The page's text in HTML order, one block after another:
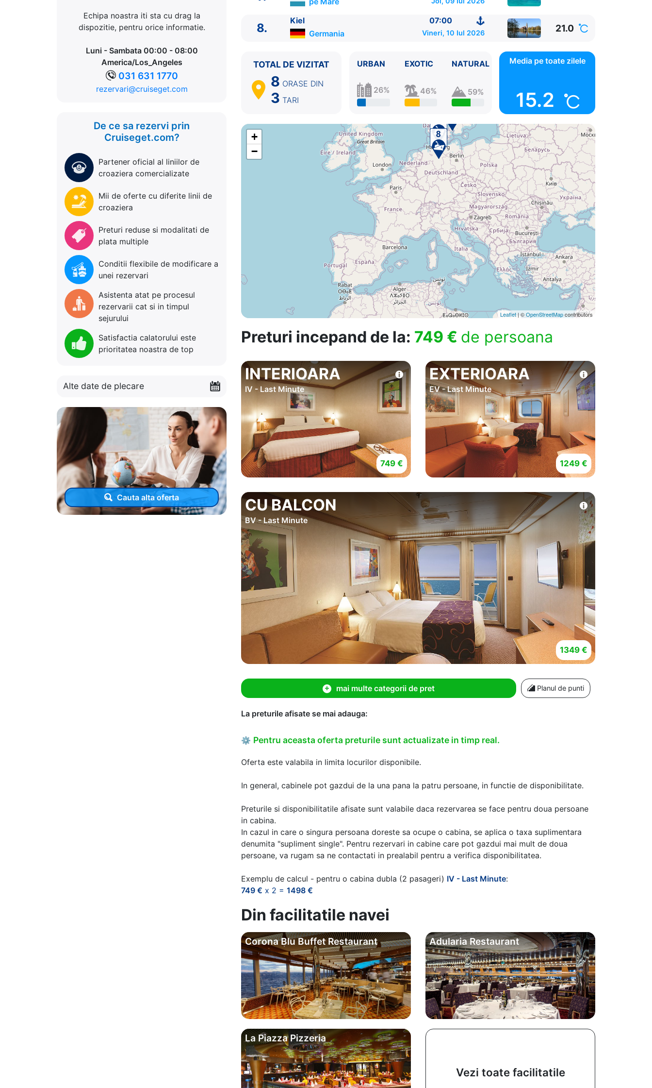
Echipa noastra iti sta cu drag la
dispozitie, pentru orice informatie.
Luni - Sambata 00:00 - 08:00
America/Los_Angeles
031 631 1770
rezervari@cruiseget.com
De ce sa rezervi prin
Cruiseget.com?
Partener oficial al liniilor de
croaziera comercializate
Mii de oferte cu diferite linii de
croaziera
Preturi reduse si modalitati de
plata multiple
Conditii flexibile de modificare a
unei rezervari
Asistenta atat pe procesul
rezervarii cat si in timpul
sejurului
Satisfactia calatorului este
prioritatea noastra de top
Alte date de plecare
Cauta alta oferta
Zi de navigare pe Mare
Germania
8.
Kiel
07:00
Germania
Vineri, 10 Iul 2026 21.0
TOTAL DE VIZITAT
8 ORASE DIN
3 TARI
URBAN
26%
EXOTIC
46%
NATURAL
59%
Media pe toate zilele
15.2
+
−
Leaflet | ©OpenStreetMapcontributors
Preturi incepand de la: 749 € de persoana
INTERIOARA
IV - Last Minute
749 €
EXTERIOARA
EV - Last Minute
1249 €
CU BALCON
BV - Last Minute
1349 €
mai multe categorii de pret Planul de punti
La preturile afisate se mai adauga:
⚙ Pentru aceasta oferta preturile sunt actualizate in timp real.
Oferta este valabila in limita locurilor disponibile.
In general, cabinele pot gazdui de la una pana la patru persoane, in functie de disponibilitate.
Preturile si disponibilitatile afisate sunt valabile daca rezervarea se face pentru doua persoane
in cabina.
In cazul in care o singura persoana doreste sa ocupe o cabina, se aplica o taxa suplimentara
denumita "supliment single". Pentru rezervari in cabine care pot gazdui mai mult de doua
persoane, va rugam sa ne contactati in prealabil pentru a verifica disponibilitatea.
Exemplu de calcul - pentru o cabina dubla (2 pasageri) IV - Last Minute:
749 € x 2 = 1498 €
Din facilitatile navei
Corona Blu Buffet Restaurant Adularia Restaurant
La Piazza Pizzeria
Vezi toate facilitatile